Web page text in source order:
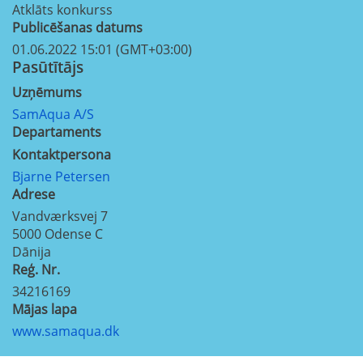
Atklāts konkurss
Publicēšanas datums
01.06.2022 15:01 (GMT+03:00)
Pasūtītājs
Uzņēmums
SamAqua A/S
Departaments
Kontaktpersona
Bjarne Petersen
Adrese
Vandværksvej 7
5000 Odense C
Dānija
Reģ. Nr.
34216169
Mājas lapa
www.samaqua.dk